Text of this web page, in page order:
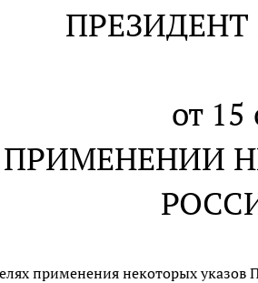
от 15
применения некоторых указов